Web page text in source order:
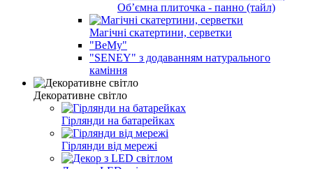
Об’ємна плиточка - панно (тайл)
Магічні скатертини, серветки
"BeMy"
"SENEY" з додаванням натурального
каміння
Декоративне світло
Гірлянди на батарейках
Гірлянди від мережі